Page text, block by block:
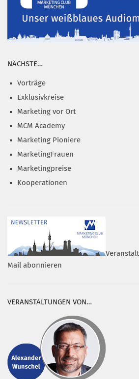
NÄCHSTE…
Vorträge
Exklusivkreise
Marketing vor Ort
MCM Academy
Marketing Pioniere
MarketingFrauen
Marketingpreise
Kooperationen
Mail abonnieren
VERANSTALTUNGEN VON…